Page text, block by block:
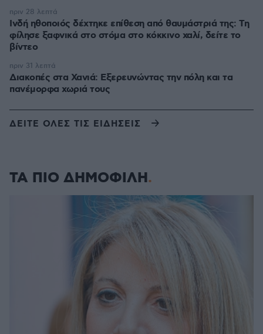
Ινδή ηθοποιός δέχτηκε επίθεση από θαυμάστριά της: Τη
φίλησε ξαφνικά στο στόμα στο κόκκινο χαλί, δείτε το
βίντεο
πριν 28 λεπτά
Διακοπές στα Χανιά: Εξερευνώντας την πόλη και τα
πανέμορφα χωριά τους
πριν 31 λεπτά
ΔΕΙΤΕ ΟΛΕΣ ΤΙΣ ΕΙΔΗΣΕΙΣ
ΤΑ ΠΙΟ ΔΗΜΟΦΙΛΗ